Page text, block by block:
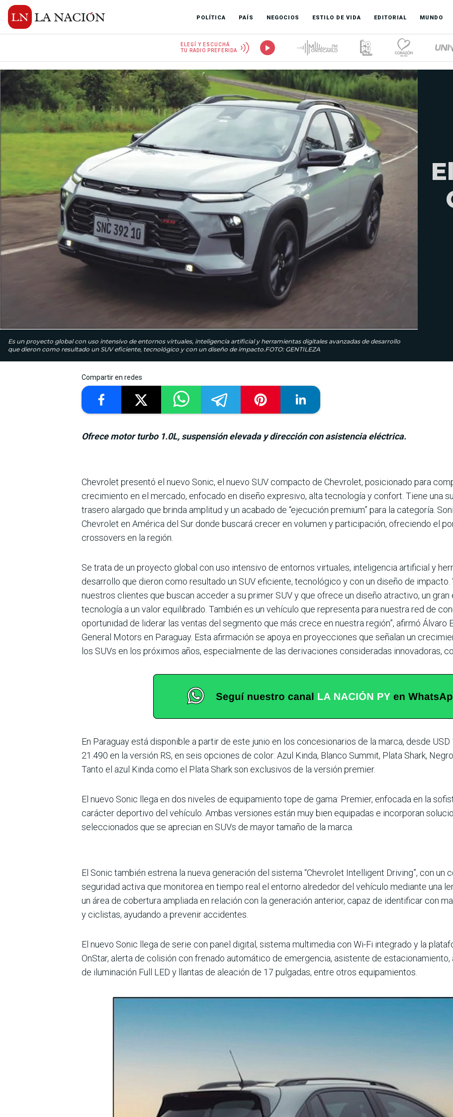
POLÍTICA PAÍS NEGOCIOS ESTILO DE VIDA EDITORIAL MUNDO
ELEGÍ Y ESCUCHÁ
TU RADIO PREFERIDA
Es un proyecto global con uso intensivo de entornos virtuales, inteligencia artificial y herramientas digitales avanzadas de desarrollo
que dieron como resultado un SUV eficiente, tecnológico y con un diseño de impacto.FOTO: GENTILEZA
Compartir en redes
Ofrece motor turbo 1.0L, suspensión elevada y dirección con asistencia eléctrica.
Chevrolet presentó el nuevo Sonic, el nuevo SUV com­pacto de Chevrolet, posicio­nado para
crecimiento en el mercado, enfocado en diseño expresivo, alta tecno­logía y confort. Tiene una
trasero alargado que brinda amplitud y un acabado de “ejecución premium” para la categoría.
Chevrolet en América del Sur donde bus­cará crecer en volumen y par­ticipación, ofreciendo el
crossovers en la región.
Se trata de un proyecto global con uso intensivo de entornos virtuales, inteligencia artifi­cial y
desarrollo que dieron como resultado un SUV eficiente, tecnológico y con un diseño de impacto.
nuestros clientes que buscan acceder a su primer SUV y que ofrece un diseño atractivo, un
tecnología a un valor equilibrado. También es un vehículo que representa para nuestra red de
oportuni­dad de liderar las ventas del segmento que más crece en nuestra región”, afirmó Álvaro
General Motors en Paraguay. Esta afirmación se apoya en proyecciones que señalan un
los SUVs en los próximos años, especial­mente de las derivaciones con­sideradas innovadoras,
En Paraguay está disponible a partir de este junio en los con­cesionarios de la marca, desde
21.490 en la versión RS, en seis opciones de color: Azul Kinda, Blanco Summit, Plata Shark,
Tanto el azul Kinda como el Plata Shark son exclusivos de la ver­sión premier.
El nuevo Sonic llega en dos niveles de equipamiento tope de gama: Premier, enfocada en la
carácter deportivo del vehículo. Ambas versiones están muy bien equipadas e incorporan
selec­cionados que se aprecian en SUVs de mayor tamaño de la marca.
El Sonic también estrena la nueva generación del sistema “Chevrolet Intelligent Dri­ving”, con un
seguridad activa que monitorea en tiempo real el entorno alrededor del vehí­culo mediante una
un área de cobertura ampliada en relación con la generación anterior, capaz de identificar con
y ciclistas, ayu­dando a prevenir accidentes.
El nuevo Sonic llega de serie con panel digital, sistema mul­timedia con Wi-Fi integrado y la
OnStar, alerta de colisión con frenado auto­mático de emergencia, asis­tente de
de iluminación Full LED y llantas de aleación de 17 pulgadas, entre otros equi­pamientos.